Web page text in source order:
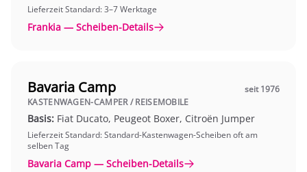
Lieferzeit Standard: 3–7 Werktage
Frankia — Scheiben-Details
Bavaria Camp
seit 1976
KASTENWAGEN-CAMPER / REISEMOBILE
Basis: Fiat Ducato, Peugeot Boxer, Citroën Jumper
Lieferzeit Standard: Standard-Kastenwagen-Scheiben oft am
selben Tag
Bavaria Camp — Scheiben-Details